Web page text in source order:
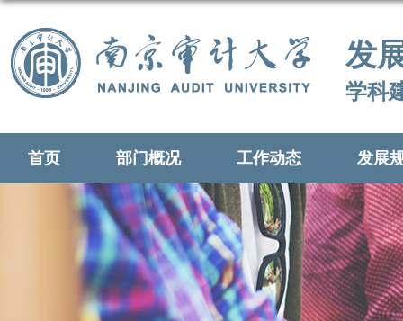
发
学科
首页 部门概况 工作动态 发展